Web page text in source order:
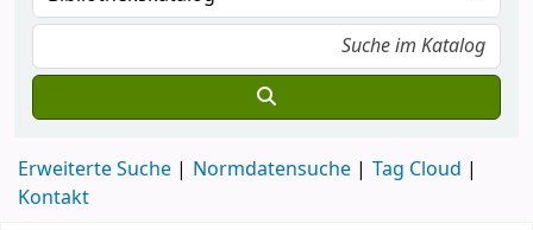
Erweiterte Suche Normdatensuche
Tag Cloud
Kontakt